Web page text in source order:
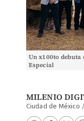
Un x100to debuta
Especial
MILENIO
Ciudad de México